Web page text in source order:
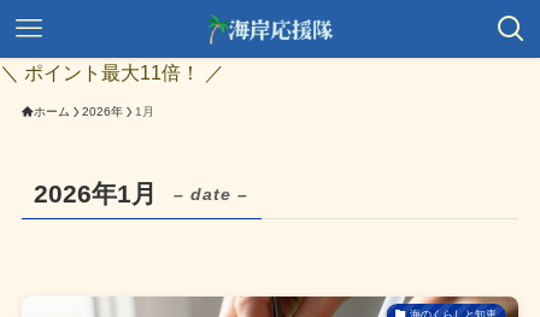
＼ ポイント最大11倍！ ／
ホーム 2026年 1月
2026年1月 – date –
海のくらしと知恵